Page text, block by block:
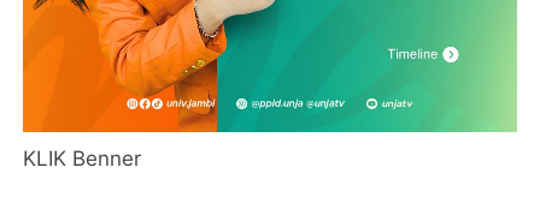
KLIK Benner